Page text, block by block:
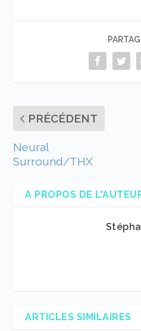
PRÉCÉDENT
Neural
Surround/THX
A PROPOS DE
ARTICLES SIMILAIRES